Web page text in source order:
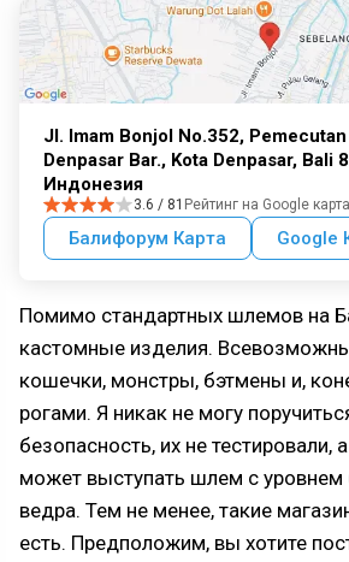
Jl. Imam Bonjol No.352,
Denpasar Bar., Kota Denpasar, Bali
Индонезия
3.6 / 81 Рейтинг на Google
Балифорум Карта Google
Помимо стандартных шлемов на
кастомные изделия.
кошечки, монстры, бэтмены и,
рогами. Я никак не могу
безопасность, их не тестировали,
может выступать шлем с уровнем
ведра. Тем не менее, такие
есть. Предположим, вы хотите